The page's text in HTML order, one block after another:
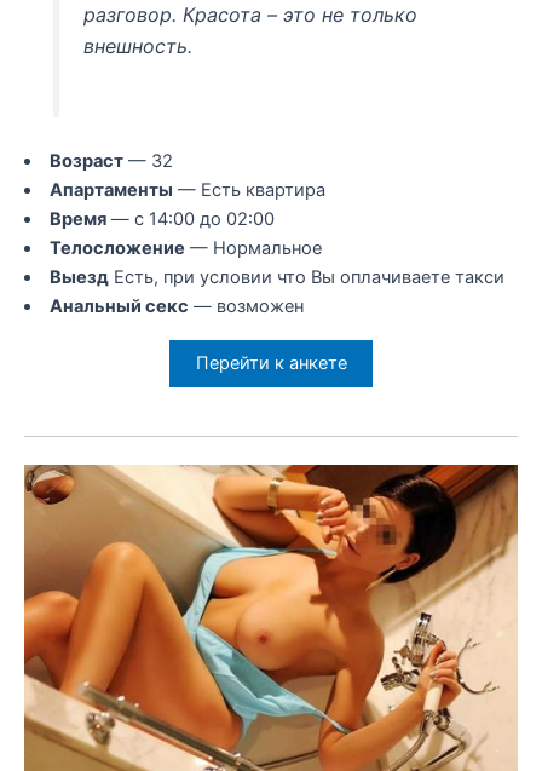
разговор. Красота – это не только
внешность.
Возраст— 32
Апартаменты — Есть квартира
Время— с 14:00 до 02:00
Телосложение — Нормальное
ВыездЕсть, при условии что Вы оплачиваете такси
Анальный секс — возможен
Перейти к анкете